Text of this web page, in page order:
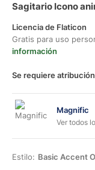
Sagitario Icono
Licencia de Flaticon
Gratis para uso
información
Se requiere atribución
Magnific
Ver todos
Estilo: Basic Accent